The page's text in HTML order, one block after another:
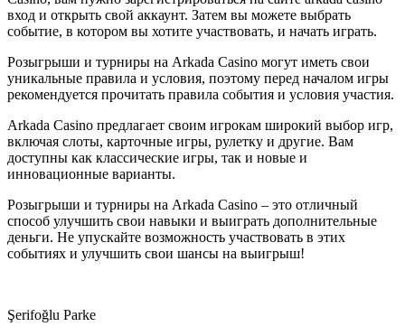
вход и открыть свой аккаунт. Затем вы можете выбрать
событие, в котором вы хотите участвовать, и начать играть.
Розыгрыши и турниры на Arkada Casino могут иметь свои
уникальные правила и условия, поэтому перед началом игры
рекомендуется прочитать правила события и условия участия.
Arkada Casino предлагает своим игрокам широкий выбор игр,
включая слоты, карточные игры, рулетку и другие. Вам
доступны как классические игры, так и новые и
инновационные варианты.
Розыгрыши и турниры на Arkada Casino – это отличный
способ улучшить свои навыки и выиграть дополнительные
деньги. Не упускайте возможность участвовать в этих
событиях и улучшить свои шансы на выигрыш!
Şerifoğlu Parke